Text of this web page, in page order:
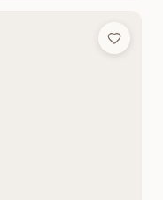
Add to